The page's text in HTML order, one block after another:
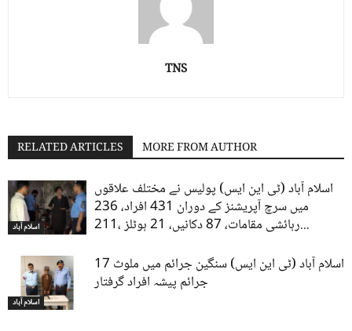
TNS
RELATED ARTICLES MORE FROM AUTHOR
اسلام آباد
اسلام آباد (ٹی این ایس) پولیس نے مختلف علاقوں
میں سرچ آپریشنز کے دوران 431 افراد، 236
رہائشی مقامات، 87 دکانیں، 21 ہوٹلز ،211...
اسلام آباد
اسلام آباد (ٹی این ایس) سنگین جرائم میں ملوث 17
جرائم پیشہ افراد گرفتار